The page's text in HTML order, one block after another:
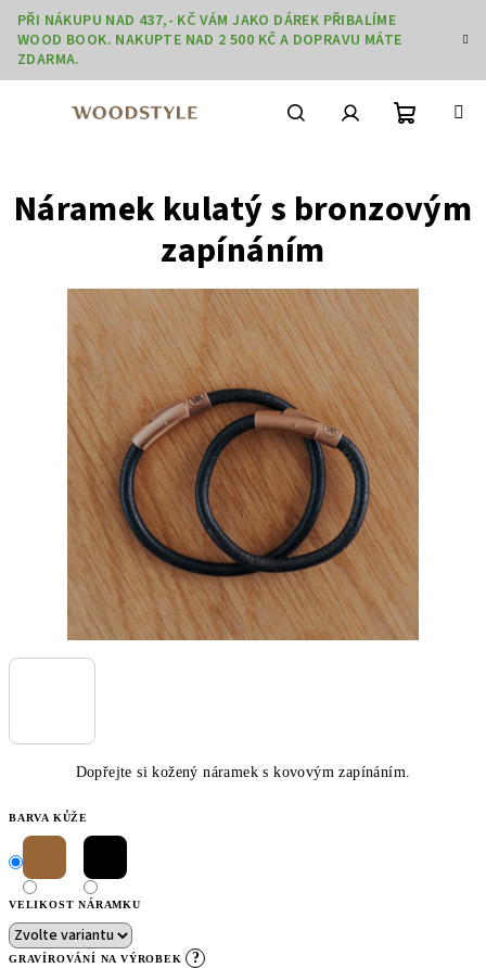
Přejít
obsah
PŘI NÁKUPU NAD 437,- KČ VÁM JAKO DÁREK PŘIBALÍME
WOOD BOOK. NAKUPTE NAD 2 500 KČ A DOPRAVU MÁTE
ZDARMA.
košík
Dopřejte si kožený náramek s kovovým zapínáním.
BARVA KŮŽE
VELIKOST NÁRAMKU
GRAVÍROVÁNÍ NA VÝROBEK ?
Náramek kulatý s bronzovým
zapínáním